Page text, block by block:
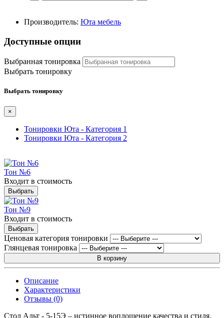
Производитель: Юта мебель
Доступные опции
Выбранная тонировка
Выбрать тонировку
Выбрать тонировку
×
Тонировки Юта - Категория 1
Тонировки Юта - Категория 2
Тон №6
Входит в стоимость
Выбрать
Тон №9
Входит в стоимость
Выбрать
Ценовая категория тонировки
Глянцевая тонировка
В корзину
Описание
Характеристики
Отзывы (0)
Стол Альт - 5-15Э – истинное воплощение качества и стиля.